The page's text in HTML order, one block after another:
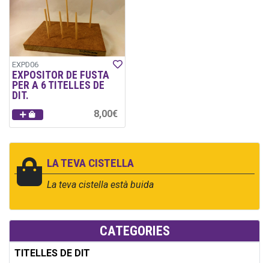
LA TEVA CISTELLA
La teva cistella està buida
CATEGORIES
TITELLES DE DIT
EXPD06
EXPOSITOR DE FUSTA
PER A 6 TITELLES DE
DIT.
8,00€